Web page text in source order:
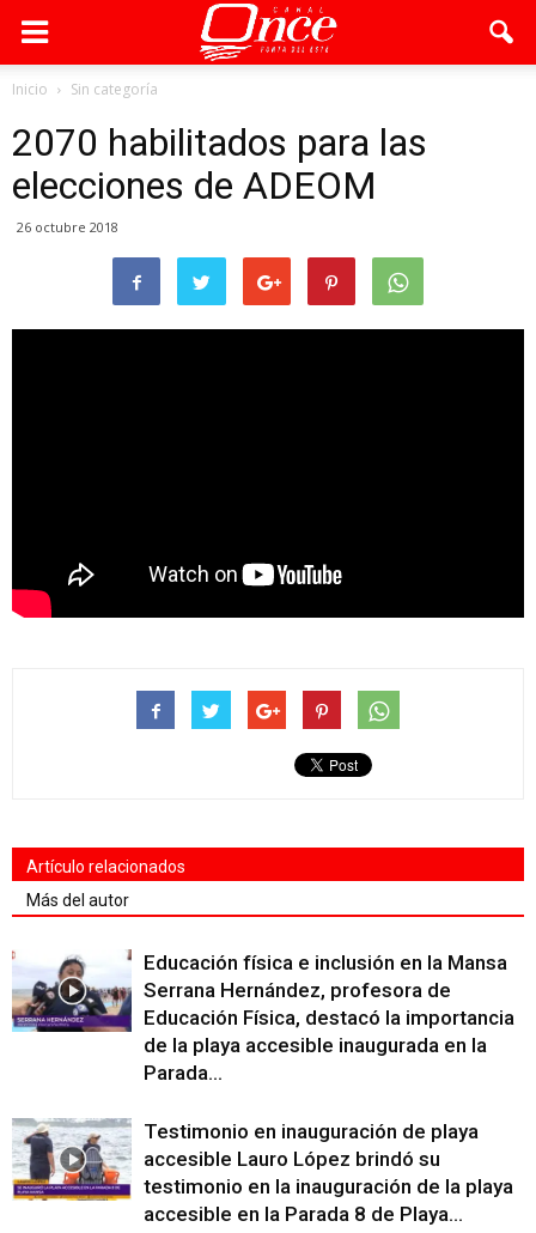
Inicio Sin categoría
2070 habilitados para las
elecciones de ADEOM
26 octubre 2018
Artículo relacionados
Más del autor
Educación física e inclusión en la Mansa
Serrana Hernández, profesora de
Educación Física, destacó la importancia
de la playa accesible inaugurada en la
Parada...
Testimonio en inauguración de playa
accesible Lauro López brindó su
testimonio en la inauguración de la playa
accesible en la Parada 8 de Playa...